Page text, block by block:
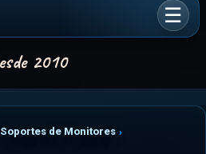
Soportes de Monitores